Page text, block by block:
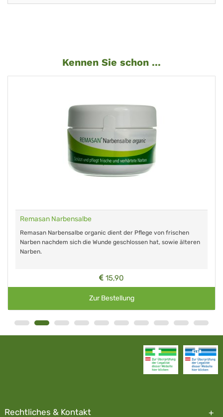
Kennen Sie schon ...
Remasan Narbensalbe
Remasan Narbensalbe organic dient der Pflege von frischen
Narben nachdem sich die Wunde geschlossen hat, sowie älteren
Narben.
15,90
Zur Bestellung
Rechtliches & Kontakt